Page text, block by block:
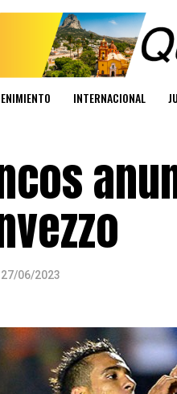
INTERNACIONAL
27/06/2023